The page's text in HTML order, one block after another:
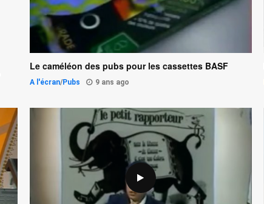
Le caméléon des pubs pour les cassettes BASF
A l'écran/Pubs 9 ans ago